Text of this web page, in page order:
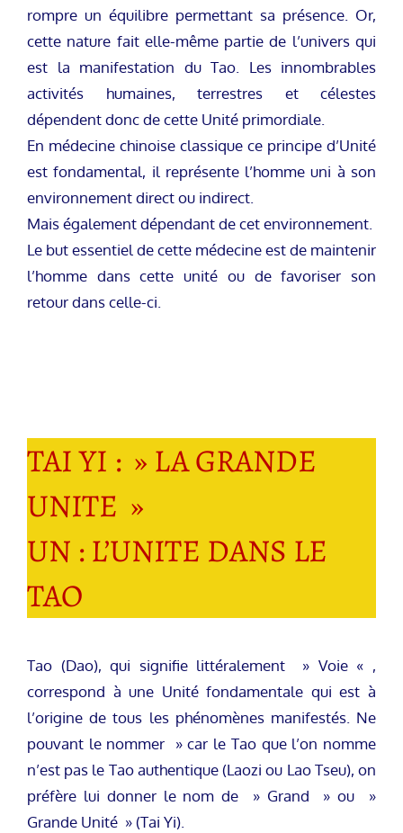
rompre un équilibre permettant sa présence. Or,
cette nature fait elle-même partie de l’univers qui
est la manifestation du Tao. Les innombrables
activités humaines, terrestres et célestes
dépendent donc de cette Unité primordiale.
En médecine chinoise classique ce principe d’Unité
est fondamental, il représente l’homme uni à son
environnement direct ou indirect.
Mais également dépendant de cet environnement.
Le but essentiel de cette médecine est de maintenir
l’homme dans cette unité ou de favoriser son
retour dans celle-ci.
TAI YI : » LA GRANDE
UNITE »
UN : L’UNITE DANS LE
TAO
Tao (Dao), qui signifie littéralement » Voie « ,
correspond à une Unité fondamentale qui est à
l’origine de tous les phénomènes manifestés. Ne
pouvant le nommer » car le Tao que l’on nomme
n’est pas le Tao authentique (Laozi ou Lao Tseu), on
préfère lui donner le nom de » Grand » ou »
Grande Unité » (Tai Yi).